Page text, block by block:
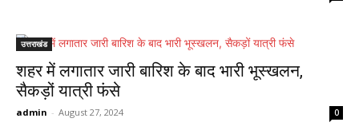
उत्तराखंड
शहर में लगातार जारी बारिश के बाद भारी भूस्खलन,
सैकड़ों यात्री फंसे
admin - August 27, 2024 0